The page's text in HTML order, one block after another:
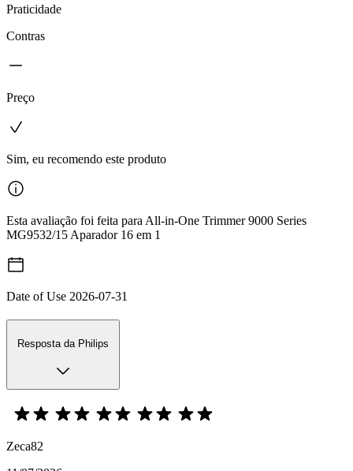
Praticidade
Contras
Preço
Sim, eu recomendo este produto
Esta avaliação foi feita para All-in-One Trimmer 9000 Series
MG9532/15 Aparador 16 em 1
Date of Use 2026-07-31
Resposta da Philips
Zeca82